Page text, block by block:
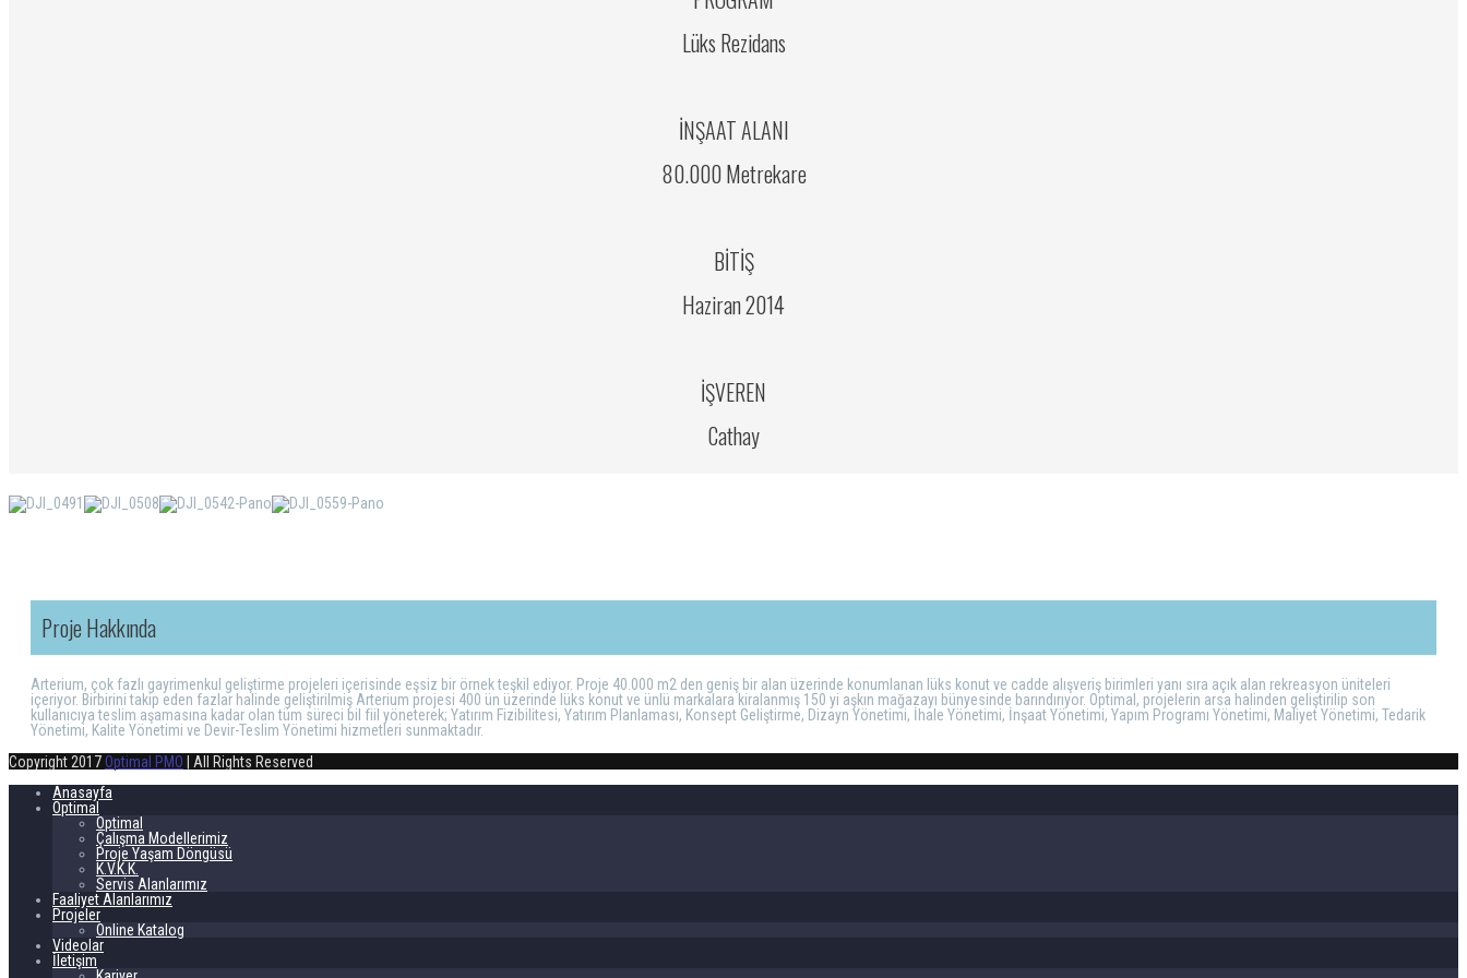
Lüks Rezidans
İNŞAAT ALANI
80.000 Metrekare
BİTİŞ
Haziran 2014
İŞVEREN
Cathay
Proje Hakkında
Arterium, çok fazlı gayrimenkul geliştirme projeleri içerisinde eşsiz bir örnek teşkil ediyor. Proje 40.000 m2 den geniş bir alan üzerinde konumlanan lüks konut ve cadde alışveriş birimleri yanı sıra açık alan rekreasyon üniteleri
içeriyor. Birbirini takip eden fazlar halinde geliştirilmiş Arterium projesi 400 ün üzerinde lüks konut ve ünlü markalara kiralanmış 150 yi aşkın mağazayı bünyesinde barındırıyor. Optimal, projelerin arsa halinden geliştirilip son
kullanıcıya teslim aşamasına kadar olan tüm süreci bil fiil yöneterek; Yatırım Fizibilitesi, Yatırım Planlaması, Konsept Geliştirme, Dizayn Yönetimi, İhale Yönetimi, İnşaat Yönetimi, Yapım Programı Yönetimi, Maliyet Yönetimi, Tedarik
Yönetimi, Kalite Yönetimi ve Devir-Teslim Yönetimi hizmetleri sunmaktadır.
Copyright 2017Optimal PMO | All Rights Reserved
Anasayfa
Optimal
Optimal
Çalışma Modellerimiz
Proje Yaşam Döngüsü
K.V.K.K.
Servis Alanlarımız
Faaliyet Alanlarımız
Projeler
Online Katalog
Videolar
İletişim